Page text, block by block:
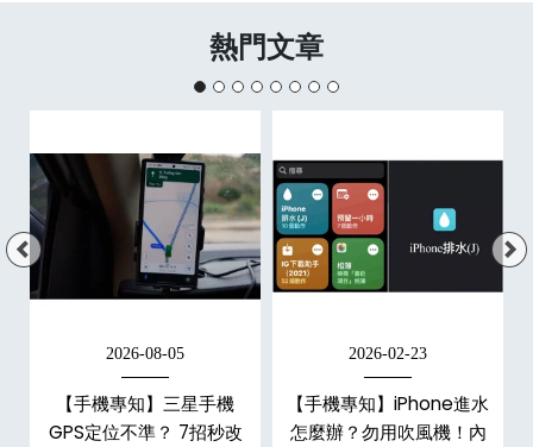
熱門文章
2026-08-05
【手機專知】三星手機
GPS定位不準？ 7招秒改
2026-02-23
【手機專知】iPhone進水
怎麼辦？勿用吹風機！內